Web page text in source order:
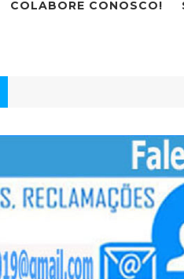
COLABORE CONOSCO!